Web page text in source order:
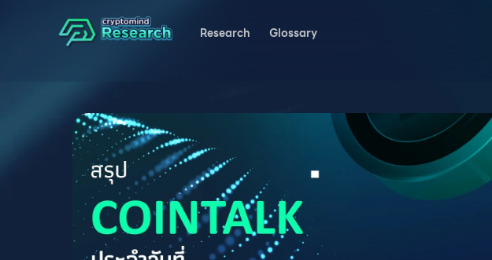
Research Glossary